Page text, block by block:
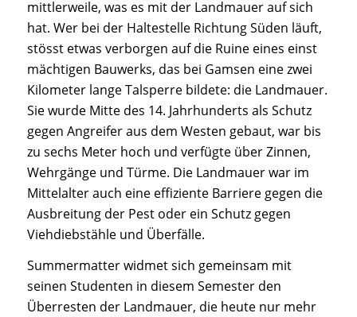
mittlerweile, was es mit der Landmauer auf sich
hat. Wer bei der Haltestelle Richtung Süden läuft,
stösst etwas verborgen auf die Ruine eines einst
mächtigen Bauwerks, das bei Gamsen eine zwei
Kilometer lange Talsperre bildete: die Landmauer.
Sie wurde Mitte des 14. Jahrhunderts als Schutz
gegen Angreifer aus dem Westen gebaut, war bis
zu sechs Meter hoch und verfügte über Zinnen,
Wehrgänge und Türme. Die Landmauer war im
Mittelalter auch eine effiziente Barriere gegen die
Ausbreitung der Pest oder ein Schutz gegen
Viehdiebstähle und Überfälle.
Summermatter widmet sich gemeinsam mit
seinen Studenten in diesem Semester den
Überresten der Landmauer, die heute nur mehr